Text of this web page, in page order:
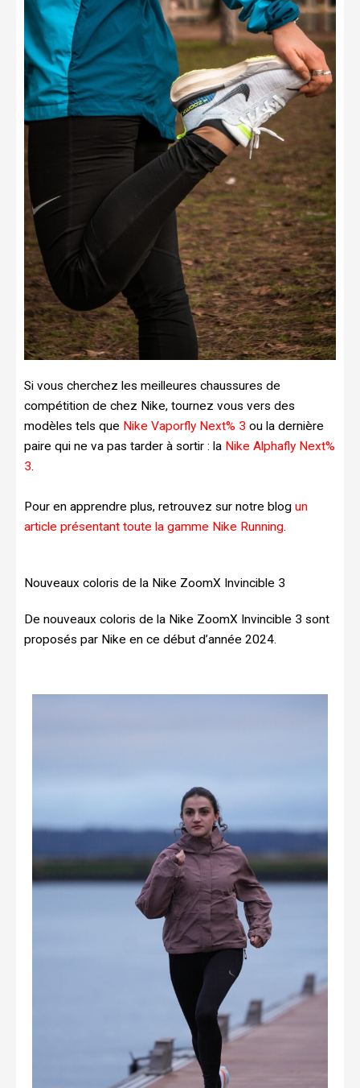
Si vous cherchez les meilleures chaussures de
compétition de chez Nike, tournez vous vers des
modèles tels que Nike Vaporfly Next% 3 ou la dernière
paire qui ne va pas tarder à sortir : la Nike Alphafly Next%
3.
Pour en apprendre plus, retrouvez sur notre blog un
article présentant toute la gamme Nike Running.
Nouveaux coloris de la Nike ZoomX Invincible 3
De nouveaux coloris de la Nike ZoomX Invincible 3 sont
proposés par Nike en ce début d’année 2024.